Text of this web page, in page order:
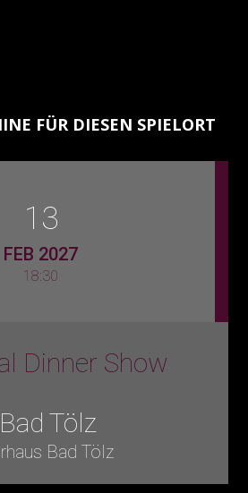
FÜR DIESEN SPIELORT
13
FEB 2027
18:30
Dinner Show
Bad Tölz
Bad Tölz